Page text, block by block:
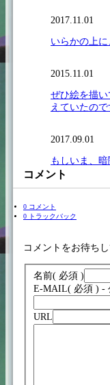
2017.11.01
いらかの上に
2015.11.01
ぜひ絵を描
えていたので
2017.09.01
もしいま、
コメント
0 コメント
0 トラックバック
コメントをお待ち
名前( 必須 )
E-MAIL( 必須 ) -
URL